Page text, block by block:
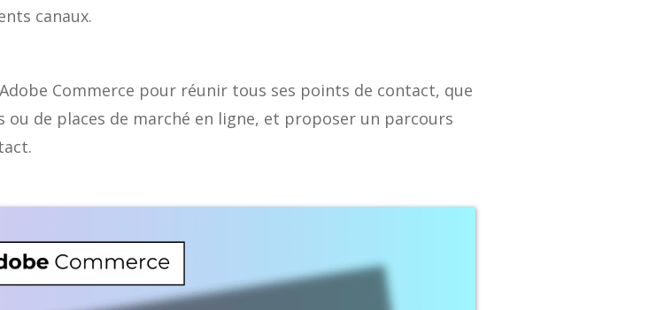
canaux.
Commerce pour réunir tous ses points de contact, que
de places de marché en ligne, et proposer un parcours